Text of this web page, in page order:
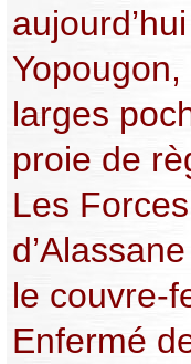
larges
proie de
Les
le couvre-
Enfermé